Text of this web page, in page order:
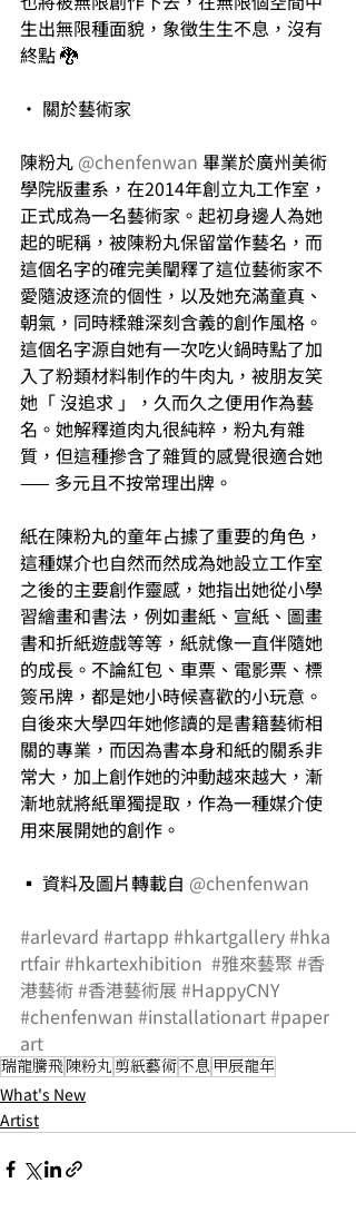
生出無限種面貌，象徵生生不息，沒有
終點 🐉
• 關於藝術家
陳粉丸 @chenfenwan 畢業於廣州美術
學院版畫系，在2014年創立丸工作室，
正式成為一名藝術家。起初身邊人為她
起的昵稱，被陳粉丸保留當作藝名，而
這個名字的確完美闡釋了這位藝術家不
愛隨波逐流的個性，以及她充滿童真、
朝氣，同時糅雜深刻含義的創作風格。
這個名字源自她有一次吃火鍋時點了加
入了粉類材料制作的牛肉丸，被朋友笑
她「 沒追求 」，久而久之便用作為藝
名。她解釋道肉丸很純粹，粉丸有雜
質，但這種摻含了雜質的感覺很適合她
—— 多元且不按常理出牌。
紙在陳粉丸的童年占據了重要的角色，
這種媒介也自然而然成為她設立工作室
之後的主要創作靈感，她指出她從小學
習繪畫和書法，例如畫紙、宣紙、圖畫
書和折紙遊戲等等，紙就像一直伴隨她
的成長。不論紅包、車票、電影票、標
簽吊牌，都是她小時候喜歡的小玩意。
自後來大學四年她修讀的是書籍藝術相
關的專業，而因為書本身和紙的關系非
常大，加上創作她的沖動越來越大，漸
漸地就將紙單獨提取，作為一種媒介使
用來展開她的創作。
▪ 資料及圖片轉載自 @chenfenwan
#arlevard #artapp #hkartgallery#hka
rtfair#hkartexhibition #雅來藝聚 #香
港藝術#香港藝術展 #HappyCNY
#chenfenwan #installationart#paper
art
瑞龍騰飛 陳粉丸 剪紙藝術不息 甲辰龍年
What's New
Artist